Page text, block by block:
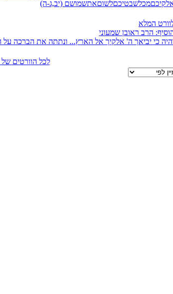
(יב,ג-ה)
המלא
הרב ראובן שמעוני
כי יביאך ה' אלקיך אל הארץ... ונתתה את הברכה
לכל הוורטים